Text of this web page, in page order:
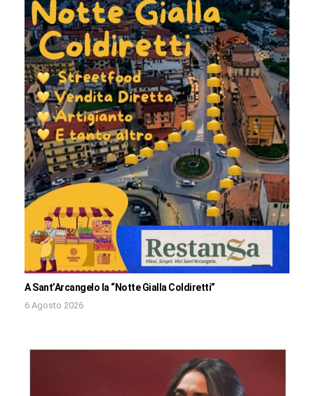
A Sant’Arcangelo la “Notte Gialla Coldiretti”
6 Agosto 2026